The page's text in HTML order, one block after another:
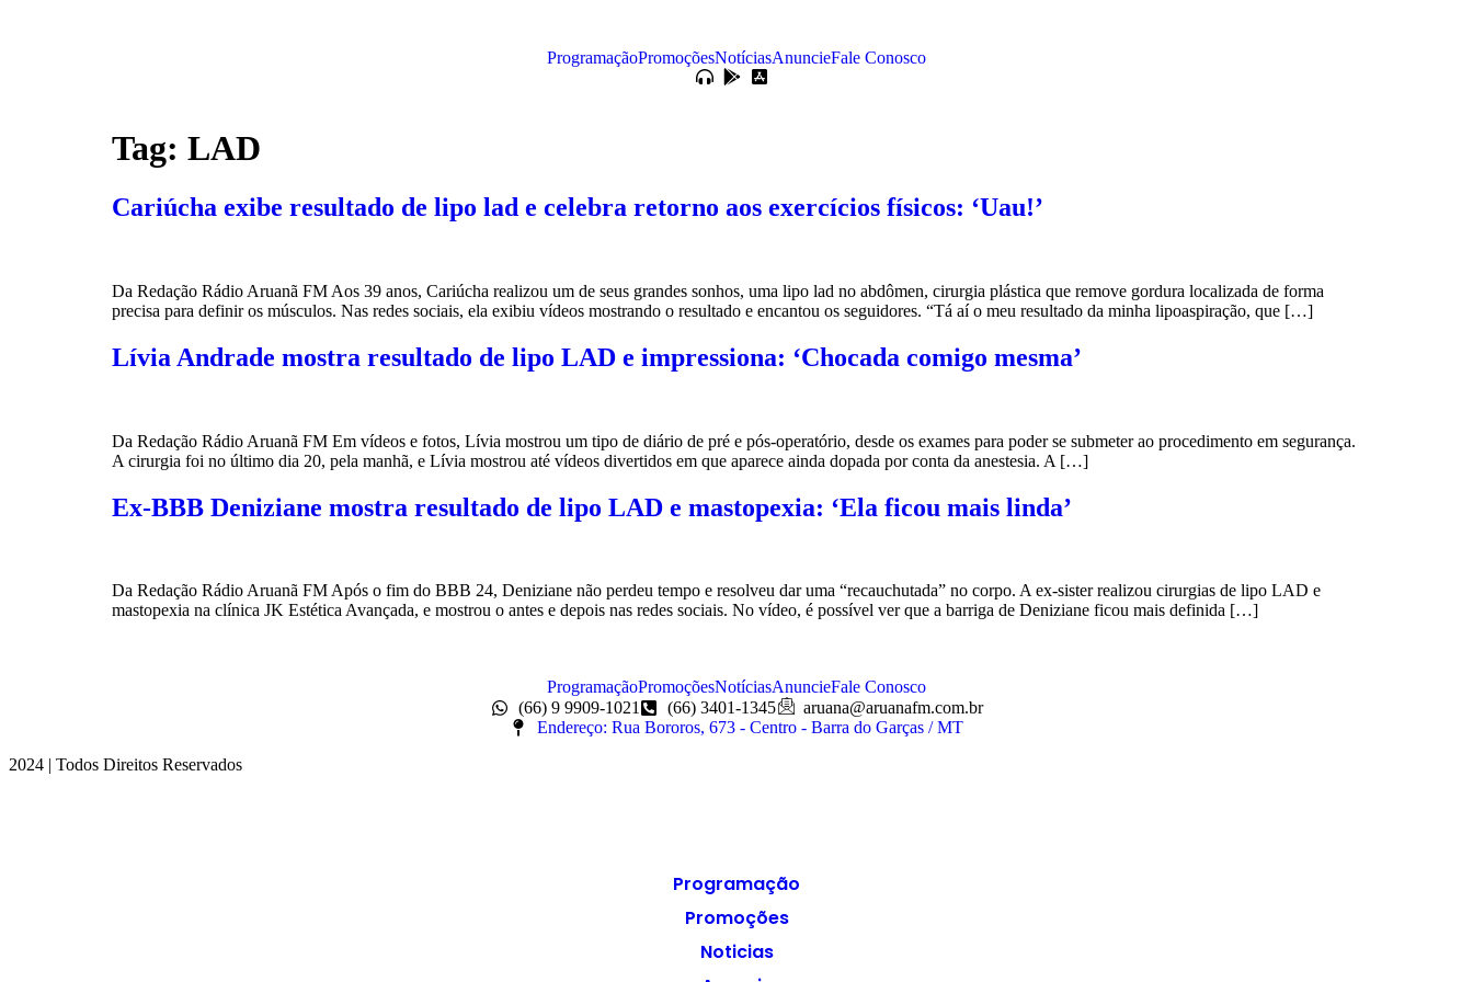
ProgramaçãoPromoçõesNotíciasAnuncieFale Conosco
Tag: LAD
Cariúcha exibe resultado de lipo lad e celebra retorno aos exercícios físicos: ‘Uau!’
Da Redação Rádio Aruanã FM Aos 39 anos, Cariúcha realizou um de seus grandes sonhos, uma lipo lad no abdômen, cirurgia plástica que remove gordura localizada de forma
precisa para definir os músculos. Nas redes sociais, ela exibiu vídeos mostrando o resultado e encantou os seguidores. “Tá aí o meu resultado da minha lipoaspiração, que […]
Lívia Andrade mostra resultado de lipo LAD e impressiona: ‘Chocada comigo mesma’
Da Redação Rádio Aruanã FM Em vídeos e fotos, Lívia mostrou um tipo de diário de pré e pós-operatório, desde os exames para poder se submeter ao procedimento em segurança.
A cirurgia foi no último dia 20, pela manhã, e Lívia mostrou até vídeos divertidos em que aparece ainda dopada por conta da anestesia. A […]
Ex-BBB Deniziane mostra resultado de lipo LAD e mastopexia: ‘Ela ficou mais linda’
Da Redação Rádio Aruanã FM Após o fim do BBB 24, Deniziane não perdeu tempo e resolveu dar uma “recauchutada” no corpo. A ex-sister realizou cirurgias de lipo LAD e
mastopexia na clínica JK Estética Avançada, e mostrou o antes e depois nas redes sociais. No vídeo, é possível ver que a barriga de Deniziane ficou mais definida […]
ProgramaçãoPromoçõesNotíciasAnuncieFale Conosco
(66) 9 9909-1021
(66) 3401-1345
aruana@aruanafm.com.br
Endereço: Rua Bororos, 673 - Centro - Barra do Garças / MT
2024 | Todos Direitos Reservados
Programação
Promoções
Noticias